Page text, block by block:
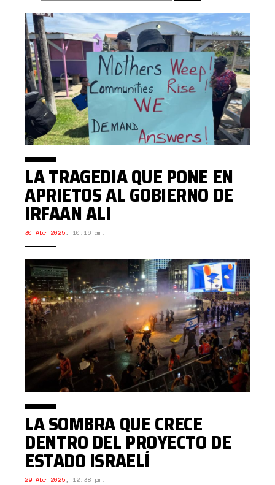
LA TRAGEDIA QUE PONE EN
APRIETOS AL GOBIERNO DE
IRFAAN ALI
30 Abr 2025, 10:16 am.
LA SOMBRA QUE CRECE
DENTRO DEL PROYECTO DE
ESTADO ISRAELÍ
29 Abr 2025, 12:38 pm.